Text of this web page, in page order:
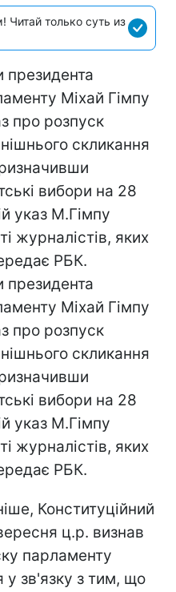
только суть из
президента
Міхай Гімпу
про розпуск
скликання
вибори на 28
указ М.Гімпу
журналістів, яких
РБК.
президента
Міхай Гімпу
про розпуск
скликання
вибори на 28
указ М.Гімпу
журналістів, яких
РБК.
Конституційний
ц.р. визнав
парламенту
у зв'язку з тим, що